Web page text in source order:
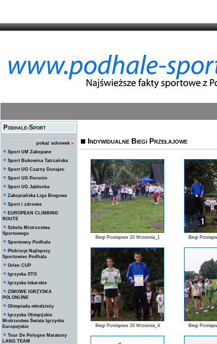
Podhale-Sport
pokaż schowek »
Sport UM Zakopane
Sport Bukowina Tatrzańska
Sport UG Czarny Dunajec
Sport UG Poronin
Sport UG Jabłonka
Zakopiańska Liga Biegowa
Sport i zdrowie
EUROPEAN CLIMBING
ROUTE
Szkoła Mistrzostwa
Sportowego
Sportowcy Podhala
Plebiscyt Najlepszy
Sportowiec Podhala
Orlen CUP
Igrzyska STO
Igrzyska lekarskie
ZIMOWE IGRZYSKA
POLONIJNE
Olimpiada młodzieży
Igrzyska Olimpijskie
Mistrzostwa Świata Igrzyska
Europejskie
Tour De Pologne Maratony
LANG TEAM
Indywidualne Biegi Przełajowe
Biegi Przelajowe 20 Wrzesnia_1 Biegi
Biegi Przelajowe 20 Wrzesnia_4 Biegi